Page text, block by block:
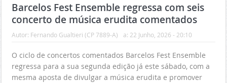
Barcelos Fest Ensemble regressa com seis
concerto de música erudita comentados
Autor: Fernando Gualtieri (CP 7889-A) a: 22 Junho, 2026 - 20:10
O ciclo de concertos comentados Barcelos Fest Ensemble
regressa para a sua segunda edição já este sábado, com a
mesma aposta de divulgar a música erudita e promover